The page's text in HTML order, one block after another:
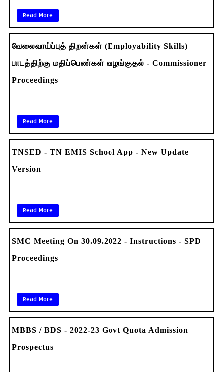
Read More
வேலைவாய்ப்புத் திறன்கள் (Employability Skills)
பாடத்திற்கு மதிப்பெண்கள் வழங்குதல் - Commissioner
Proceedings
Read More
TNSED - TN EMIS School App - New Update
Version
Read More
SMC Meeting On 30.09.2022 - Instructions - SPD
Proceedings
Read More
MBBS / BDS - 2022-23 Govt Quota Admission
Prospectus